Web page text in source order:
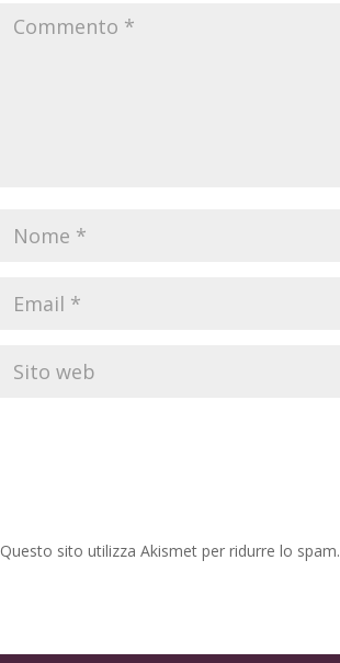
Questo sito utilizza Akismet per ridurre lo spam.